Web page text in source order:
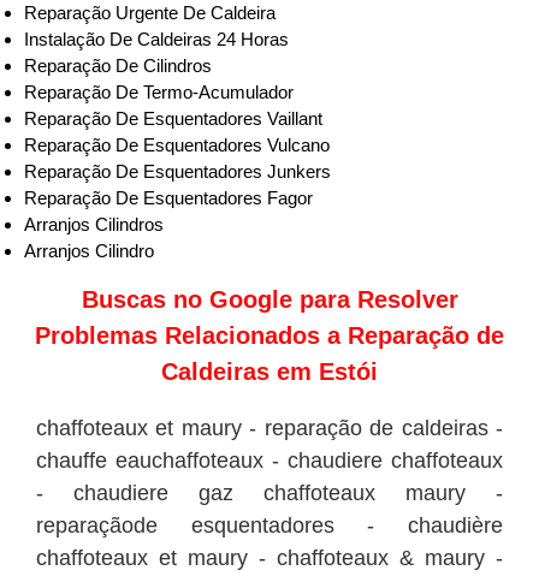
Reparação Urgente De Caldeira
Instalação De Caldeiras 24 Horas
Reparação De Cilindros
Reparação De Termo-Acumulador
Reparação De Esquentadores Vaillant
Reparação De Esquentadores Vulcano
Reparação De Esquentadores Junkers
Reparação De Esquentadores Fagor
Arranjos Cilindros
Arranjos Cilindro
Buscas no Google para Resolver
Problemas Relacionados a Reparação de
Caldeiras em Estói
chaffoteaux et maury - reparação de caldeiras -
chauffe eauchaffoteaux - chaudiere chaffoteaux
- chaudiere gaz chaffoteaux maury -
reparaçãode esquentadores - chaudière
chaffoteaux et maury - chaffoteaux & maury -